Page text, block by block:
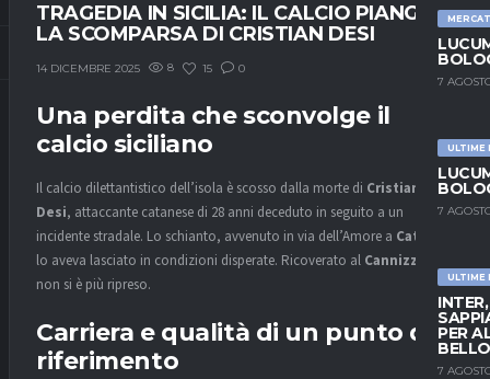
7
ULTIME
7
ULTIME
PER
7
TRAGEDIA IN SICILIA: IL CALCIO PIANGE
LA SCOMPARSA DI CRISTIAN DESI
14 DICEMBRE 2025 8 15 0
Una perdita che sconvolge il
calcio siciliano
Il calcio dilettantistico dell’isola è scosso dalla morte di Cristian
Desi, attaccante catanese di 28 anni deceduto in seguito a un
incidente stradale. Lo schianto, avvenuto in via dell’Amore a Catania
lo aveva lasciato in condizioni disperate. Ricoverato al Cannizzaro
non si è più ripreso.
Carriera e qualità di un punto di
riferimento